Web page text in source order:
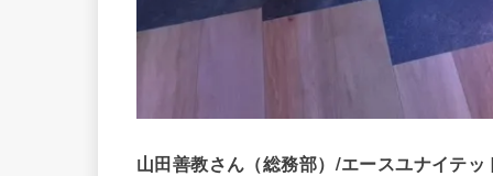
山田善教さん（総務部） /エースユナイテッ